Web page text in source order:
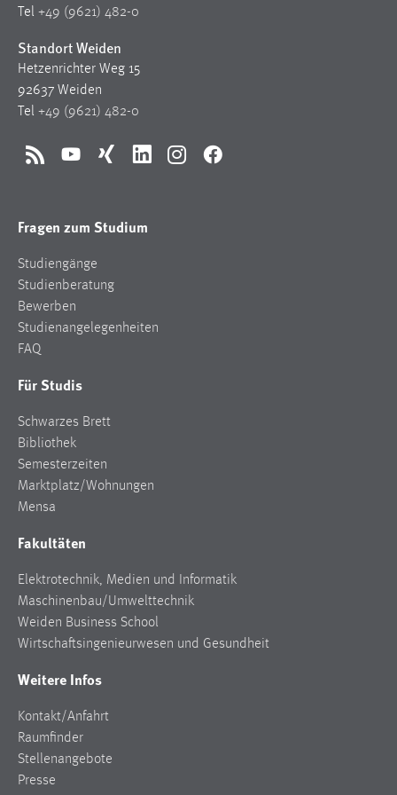
Tel +49 (9621) 482-0
Standort Weiden
Hetzenrichter Weg 15
92637 Weiden
Tel +49 (9621) 482-0
RSS YouTubeXing LinkedInInstagramFacebook
Fragen zum Studium
Studiengänge
Studienberatung
Bewerben
Studienangelegenheiten
FAQ
Für Studis
Schwarzes Brett
Bibliothek
Semesterzeiten
Marktplatz/Wohnungen
Mensa
Fakultäten
Elektrotechnik, Medien und Informatik
Maschinenbau/Umwelttechnik
Weiden Business School
Wirtschaftsingenieurwesen und Gesundheit
Weitere Infos
Kontakt/Anfahrt
Raumfinder
Stellenangebote
Presse
30 Tage
Chat
Name:
MibewSessionID, MIBEW_UserID, mibew_locale, mibew-
Zweck:
MibewSessionID, mibew-chat-frame-style-
Jahre, MIBEW_UserID = 1 Jahr
Login
fe_user, be_user, be_lastLoginProvider
Zweck:
einloggen zu können.
Cookie Laufzeit:
STATISTIK
Statistik Cookies erfassen Informationen anonym.
Diese Informationen helfen uns zu verstehen, wie
unsere Besucher unsere Website nutzen.
Matomo
Name:
_pk_ref, _pk_cvar, _pk_id, _pk_ses